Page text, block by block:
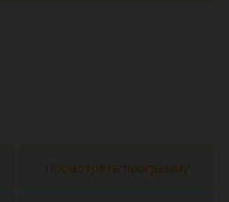
Посмотреть программу